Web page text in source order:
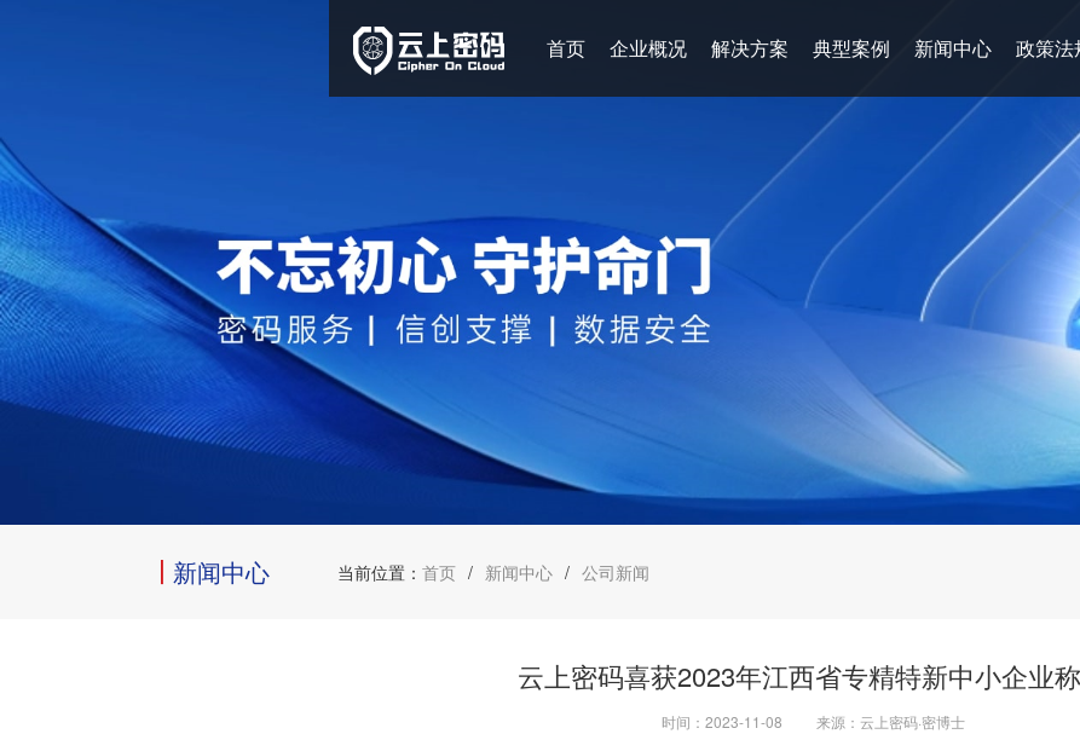
首页 企业概况 解决方案 典型案例 新闻中心 政策法
新闻中心 当前位置： 首页 / 新闻中心 / 公司新闻
云上密码喜获2023年江西省专精特新中小企业
时间：2023-11-08 来源：云上密码·密博士